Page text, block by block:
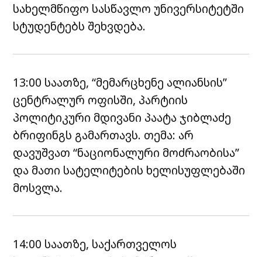
სახელმწიფო სასწავლო უნივერსიტეტში
სტუდენტებს შეხვდება.
13:00 საათზე, “მემარცხენე ალიანსის”
ცენტრალურ ოფისში, პარტიის
პოლიტიკური მდივანი პაატა ჯიბლაძე
ბრიფინგს გამართავს. თემა: არ
დავუშვათ “ნაციონალური მოძრაობისა”
და მათი სატელიტების ხელისუფლებაში
მოსვლა.
14:00 საათზე, საქართველოს